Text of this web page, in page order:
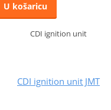
U košaricu
CDI ignition unit
CDI ignition unit JMT